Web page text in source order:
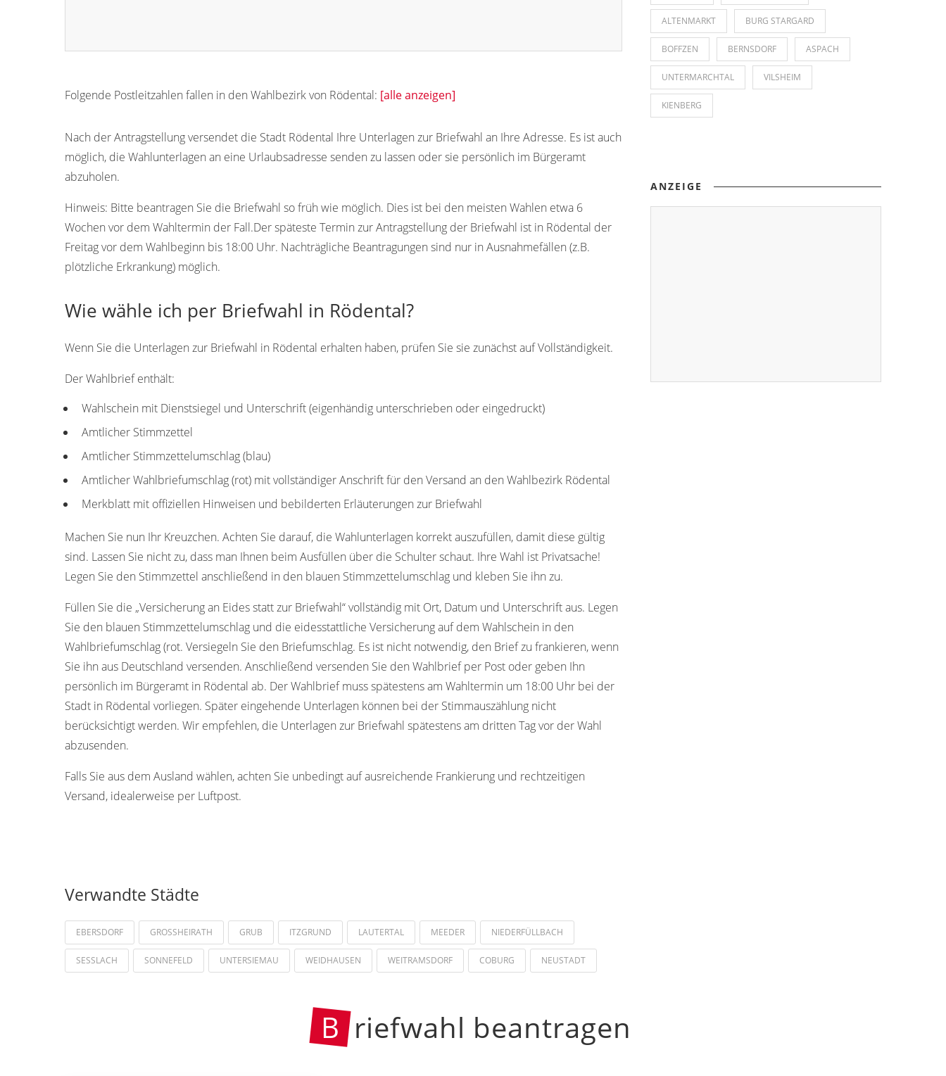
Folgende Postleitzahlen fallen in den Wahlbezirk von Rödental: [alle anzeigen]
Nach der Antragstellung versendet die Stadt Rödental Ihre Unterlagen zur Briefwahl an Ihre Adresse. Es ist auch
möglich, die Wahlunterlagen an eine Urlaubsadresse senden zu lassen oder sie persönlich im Bürgeramt
abzuholen.
Hinweis: Bitte beantragen Sie die Briefwahl so früh wie möglich. Dies ist bei den meisten Wahlen etwa 6
Wochen vor dem Wahltermin der Fall.Der späteste Termin zur Antragstellung der Briefwahl ist in Rödental der
Freitag vor dem Wahlbeginn bis 18:00 Uhr. Nachträgliche Beantragungen sind nur in Ausnahmefällen (z.B.
plötzliche Erkrankung) möglich.
Wie wähle ich per Briefwahl in Rödental?
Wenn Sie die Unterlagen zur Briefwahl in Rödental erhalten haben, prüfen Sie sie zunächst auf Vollständigkeit.
Der Wahlbrief enthält:
Wahlschein mit Dienstsiegel und Unterschrift (eigenhändig unterschrieben oder eingedruckt)
Amtlicher Stimmzettel
Amtlicher Stimmzettelumschlag (blau)
Amtlicher Wahlbriefumschlag (rot) mit vollständiger Anschrift für den Versand an den Wahlbezirk Rödental
Merkblatt mit offiziellen Hinweisen und bebilderten Erläuterungen zur Briefwahl
Machen Sie nun Ihr Kreuzchen. Achten Sie darauf, die Wahlunterlagen korrekt auszufüllen, damit diese gültig
sind. Lassen Sie nicht zu, dass man Ihnen beim Ausfüllen über die Schulter schaut. Ihre Wahl ist Privatsache!
Legen Sie den Stimmzettel anschließend in den blauen Stimmzettelumschlag und kleben Sie ihn zu.
Füllen Sie die „Versicherung an Eides statt zur Briefwahl“ vollständig mit Ort, Datum und Unterschrift aus. Legen
Sie den blauen Stimmzettelumschlag und die eidesstattliche Versicherung auf dem Wahlschein in den
Wahlbriefumschlag (rot. Versiegeln Sie den Briefumschlag. Es ist nicht notwendig, den Brief zu frankieren, wenn
Sie ihn aus Deutschland versenden. Anschließend versenden Sie den Wahlbrief per Post oder geben Ihn
persönlich im Bürgeramt in Rödental ab. Der Wahlbrief muss spätestens am Wahltermin um 18:00 Uhr bei der
Stadt in Rödental vorliegen. Später eingehende Unterlagen können bei der Stimmauszählung nicht
berücksichtigt werden. Wir empfehlen, die Unterlagen zur Briefwahl spätestens am dritten Tag vor der Wahl
abzusenden.
Falls Sie aus dem Ausland wählen, achten Sie unbedingt auf ausreichende Frankierung und rechtzeitigen
Versand, idealerweise per Luftpost.
Verwandte Städte
EBERSDORF GROSSHEIRATH GRUB ITZGRUND LAUTERTAL MEEDER NIEDERFÜLLBACH
SESSLACH SONNEFELD UNTERSIEMAU WEIDHAUSEN WEITRAMSDORF COBURG NEUSTADT
ALTENMARKT BURG STARGARD
BOFFZEN BERNSDORF ASPACH
UNTERMARCHTAL VILSHEIM
KIENBERG
ANZEIGE
B riefwahl beantragen